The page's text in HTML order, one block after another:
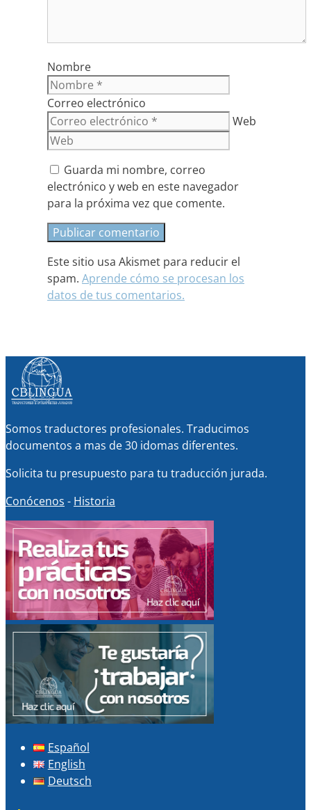
Nombre
Correo electrónico
Web
Guarda mi nombre, correo
electrónico y web en este navegador
para la próxima vez que comente.
Este sitio usa Akismet para reducir el
spam. Aprende cómo se procesan los
datos de tus comentarios.
Somos traductores profesionales. Traducimos
documentos a mas de 30 idomas diferentes.
Solicita tu presupuesto para tu traducción jurada.
Conócenos - Historia
Español
English
Deutsch